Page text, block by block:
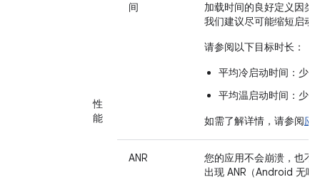
性
能
间
加载时间的良好定义因类
我们建议尽可能缩短启动
请参阅以下目标时长：
平均冷启动时间：少
平均温启动时间：少
如需了解详情，请参阅应
ANR
您的应用不会崩溃，也不
出现 ANR（Android 无响